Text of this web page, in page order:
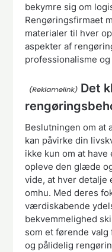
bekymre sig om
Rengøringsfirmaet
materialer til hver
aspekter af
professionalisme og
Det
Beslutningen om
kan påvirke din
ikke kun om at
opleve den glæde
vide, at hver
omhu. Med deres
værdiskabende
bekvemmelighed
som et førende
og pålidelig